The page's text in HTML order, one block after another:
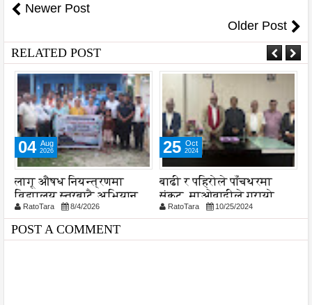
Newer Post
Older Post
RELATED POST
25 Oct
2024
बाढी र पहिरोले पाँचथरमा
संकट, माओवादीले गरायो
कोशी प्रदेश सरकारको
ध्यानाकर्षण
RatoTara 10/25/2024
02 Apr
2023
दुई वा दुईभन्दा बढी दलहरू
गठबन्धन गरेर चुनावमा जाने
प्रवृत्तिलाई रोक्न निर्वाचन
आयोगले नै पहल गर्नुपर्ने
RatoTara 4/2/2023
POST A COMMENT